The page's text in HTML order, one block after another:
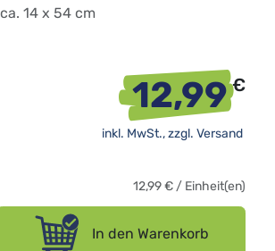
14 x 54 cm
In den Warenkorb
12,99€
inkl. MwSt., zzgl. Versand
12,99€ / Einheit(en)